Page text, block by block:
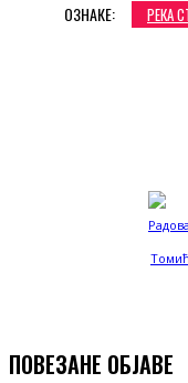
ОЗНАКЕ: РЕКА
ПОВЕЗАНЕ ОБЈАВЕ